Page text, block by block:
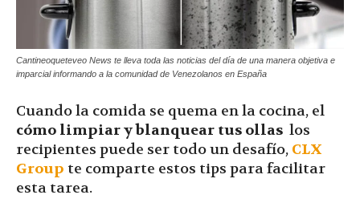
|
Cantineoqueteveo News te lleva toda las noticias del día de una manera objetiva e
imparcial informando a la comunidad de Venezolanos en España
Cuando la comida se quema en la cocina, el
cómo limpiar y blanquear tus ollas los
recipientes puede ser todo un desafío, CLX
Group te comparte estos tips para facilitar
esta tarea.